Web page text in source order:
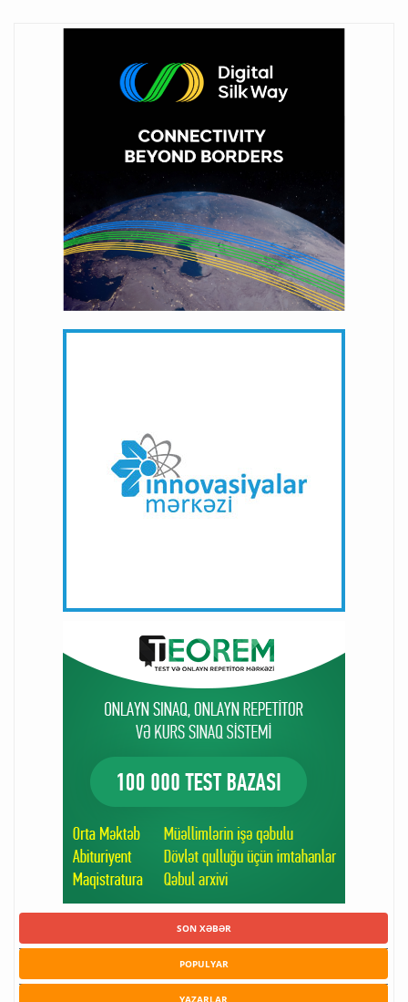
SON XƏBƏR
POPULYAR
YAZARLAR